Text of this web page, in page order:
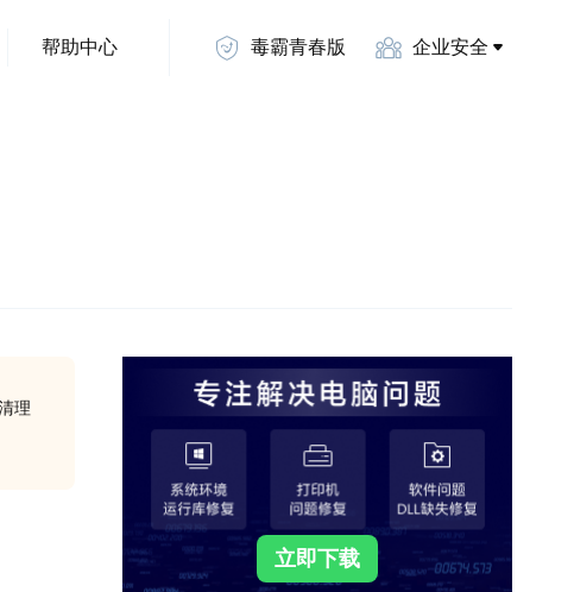
帮助中心 毒霸青春版 企业安全
理
立即下载